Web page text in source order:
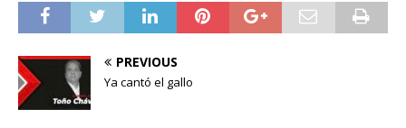
PREVIOUS
Ya cantó el gallo